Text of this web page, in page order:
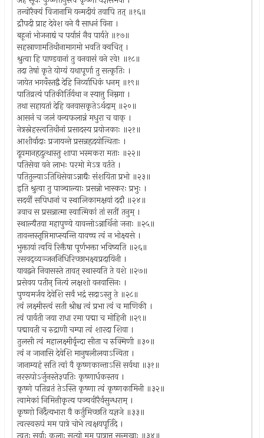
तन्वोरैक्यं विजानामि यन्मदीयं तवापि तत् ॥१६॥
द्रौपदी प्राह देवेश वने वै साधनं विना ।
बहूनां भोजनाद्यं च पर्याप्तं नैव पार्यते ॥१७॥
सहस्राणामतिथीनामागमो भवति क्वचित् ।
श्रुत्वा हि पाण्डवानां तु वनवासं वने रवे! ॥१८॥
तदा तेषां कृते योग्यं यथापूर्णा तु सत्कृतिः ।
जायेत भगवँस्तद्वै देहि निर्व्याधिकं धनम् ॥१९॥
पातिव्रत्यं पतिकीर्तिर्यथा न स्यात्तु निम्नगा ।
तथा सहायतां देहि वनवासकृतेऽर्थदाम् ॥२०॥
आसनं च जलं वन्यफलान्नं मधुरा च वाक् ।
नेत्रस्नेहस्त्वतिथीनां प्रसादस्य प्रयोजकाः ॥२१॥
आशीर्वादाः प्रजायन्ते प्रसन्नहृदयोत्थिताः ।
दूयमानहृदुत्थास्तु शापा भस्मकरा मताः ॥२२॥
पतिसेवा वने लाभः परमो मेऽत्र वर्तते ।
पतितुल्याऽतिथिसेवाऽन्नाद्यैः संशयिता प्रभो ॥२३॥
इति श्रुत्वा तु पाञ्चाल्याः प्रसन्नो भास्करः प्रभुः ।
सदर्वीं सपिधानां च स्थालिकामक्षयां ददौ ॥२४॥
उवाच स प्रसन्नात्मा स्वात्मिकां तां सतीं तनुम् ।
स्थाल्यैतया महापुण्ये यावन्तोऽन्नार्थिनो जनाः ॥२५॥
तावन्तस्तृप्तिमाप्स्यन्ति यावच्च त्वं न भोक्ष्यसे ।
भुक्तायां त्वयि रिक्तैषा पूर्णभक्ता भविष्यति ॥२६॥
रसवद्व्यञ्जननिधिरिच्छाभक्ष्यप्रदायिनी ।
यावद्वने निवासस्ते तावत् स्थास्यति ते वशे ॥२७॥
प्रसेवय पतीन् नित्यं लक्षशो वनवासिनः ।
पुण्यमर्जय देवेशि सर्वं भद्रं सदाऽस्तु ते ॥२८॥
त्वं लक्ष्मीस्त्वं सती श्रीश्च त्वं प्रभा त्वं च माणिकी ।
त्वं पार्वती जया राधा रमा पद्मा च मोहिनी ॥२९॥
पद्मावती च रुद्राणी चम्पा त्वं शारदा शिवा ।
तुलसी त्वं महालक्ष्मीर्वृन्दा सीता च रुक्मिणी ॥३०॥
त्वं न जानासि देवेशि मानुषलीलयाऽन्विता ।
जानाम्यहं सति त्वां वै कृष्णकान्ताऽसि सर्वथा ॥३१॥
नररूपोऽर्जुनस्ते३पतिः कृष्णार्धकस्तव ।
कृष्णे पतिव्रतं तेऽस्ति कृष्णा त्वं कृष्णकामिनी ॥३२॥
त्वामेकां निमित्तीकृत्य पञ्चवीरैर्वसुन्धराम् ।
कृष्णो निर्दैत्यभारा वै कर्तुमिच्छति यज्ञजे ॥३३॥
त्वत्स्वरूपं मम पात्रे चोभे त्वक्षयपूर्तिदे ।